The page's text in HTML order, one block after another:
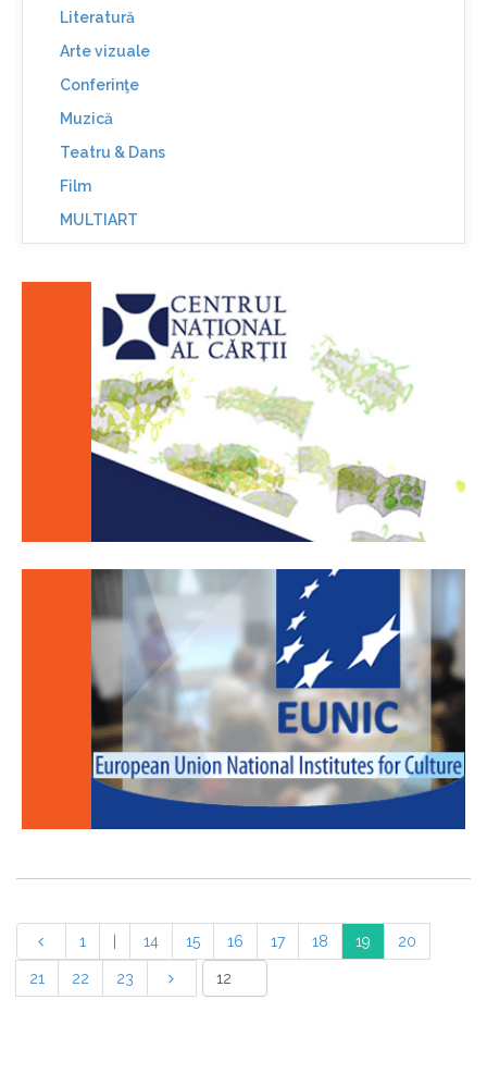
Literatură
Arte vizuale
Conferinţe
Muzică
Teatru & Dans
Film
MULTIART
1 14 15 16 17 18 19 20
21 22 23